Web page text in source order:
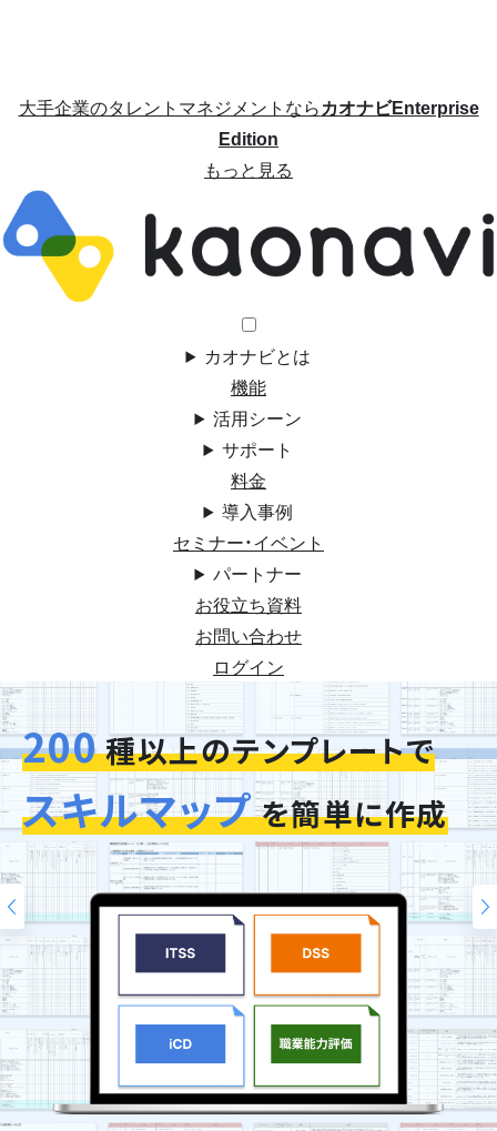
大手企業のタレントマネジメントならカオナビEnterprise
Edition
もっと見る
カオナビとは
機能
活用シーン
サポート
料金
導入事例
セミナー・イベント
パートナー
お役立ち資料
お問い合わせ
ログイン
200
スキルマップ
今お使いの評価シートを
そのまま再現